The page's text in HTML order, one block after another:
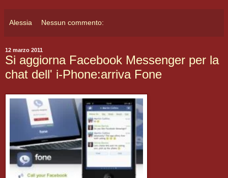
Alessia Nessun commento:
12 marzo 2011
Si aggiorna Facebook Messenger per la
chat dell' i-Phone:arriva Fone